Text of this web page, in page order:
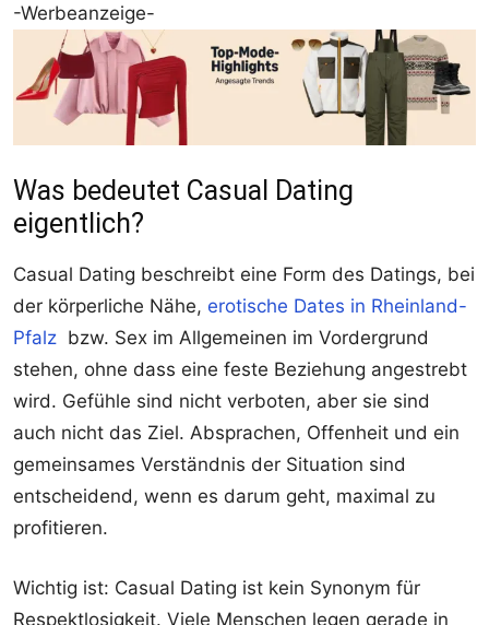
-Werbeanzeige-
Was bedeutet Casual Dating
eigentlich?
Casual Dating beschreibt eine Form des Datings, bei
der körperliche Nähe, erotische Dates in Rheinland-
Pfalz bzw. Sex im Allgemeinen im Vordergrund
stehen, ohne dass eine feste Beziehung angestrebt
wird. Gefühle sind nicht verboten, aber sie sind
auch nicht das Ziel. Absprachen, Offenheit und ein
gemeinsames Verständnis der Situation sind
entscheidend, wenn es darum geht, maximal zu
profitieren.
Wichtig ist: Casual Dating ist kein Synonym für
Respektlosigkeit. Viele Menschen legen gerade in